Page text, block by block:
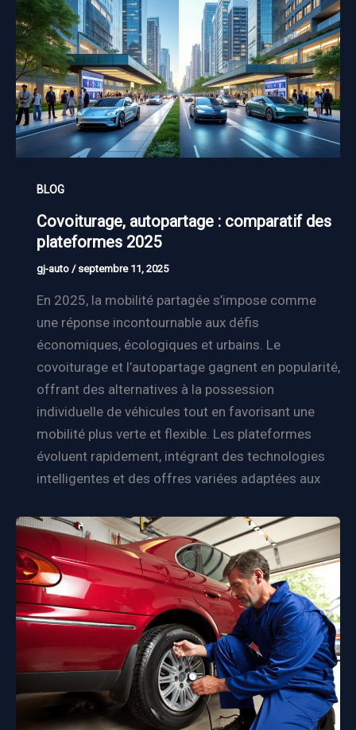
BLOG
Covoiturage, autopartage : comparatif des
plateformes 2025
gj-auto / septembre 11, 2025
En 2025, la mobilité partagée s’impose comme
une réponse incontournable aux défis
économiques, écologiques et urbains. Le
covoiturage et l’autopartage gagnent en popularité,
offrant des alternatives à la possession
individuelle de véhicules tout en favorisant une
mobilité plus verte et flexible. Les plateformes
évoluent rapidement, intégrant des technologies
intelligentes et des offres variées adaptées aux